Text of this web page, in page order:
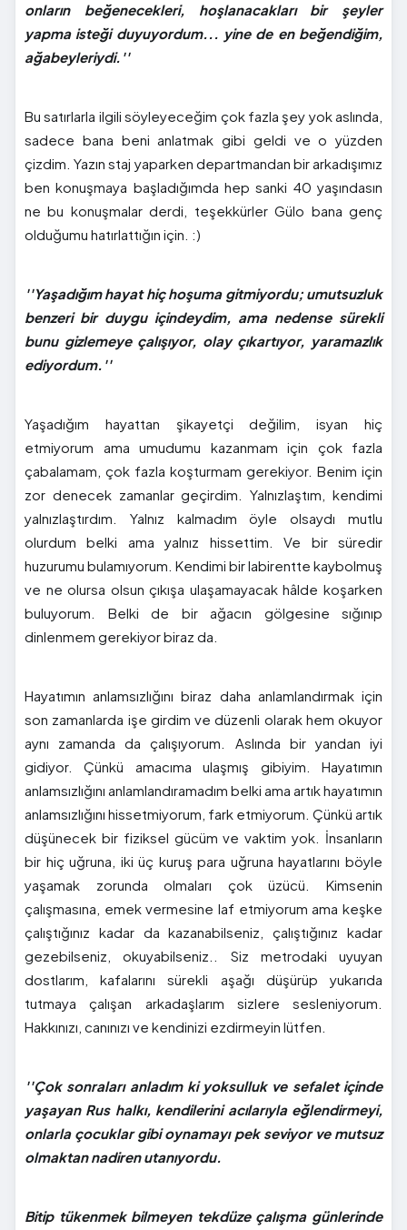
onların beğenecekleri, hoşlanacakları bir şeyler
yapma isteği duyuyordum... yine de en beğendiğim,
ağabeyleriydi.''
Bu satırlarla ilgili söyleyeceğim çok fazla şey yok aslında,
sadece bana beni anlatmak gibi geldi ve o yüzden
çizdim. Yazın staj yaparken departmandan bir arkadışımız
ben konuşmaya başladığımda hep sanki 40 yaşındasın
ne bu konuşmalar derdi, teşekkürler Gülo bana genç
olduğumu hatırlattığın için. :)
''Yaşadığım hayat hiç hoşuma gitmiyordu; umutsuzluk
benzeri bir duygu içindeydim, ama nedense sürekli
bunu gizlemeye çalışıyor, olay çıkartıyor, yaramazlık
ediyordum.''
Yaşadığım hayattan şikayetçi değilim, isyan hiç
etmiyorum ama umudumu kazanmam için çok fazla
çabalamam, çok fazla koşturmam gerekiyor. Benim için
zor denecek zamanlar geçirdim. Yalnızlaştım, kendimi
yalnızlaştırdım. Yalnız kalmadım öyle olsaydı mutlu
olurdum belki ama yalnız hissettim. Ve bir süredir
huzurumu bulamıyorum. Kendimi bir labirentte kaybolmuş
ve ne olursa olsun çıkışa ulaşamayacak hâlde koşarken
buluyorum. Belki de bir ağacın gölgesine sığınıp
dinlenmem gerekiyor biraz da.
Hayatımın anlamsızlığını biraz daha anlamlandırmak için
son zamanlarda işe girdim ve düzenli olarak hem okuyor
aynı zamanda da çalışıyorum. Aslında bir yandan iyi
gidiyor. Çünkü amacıma ulaşmış gibiyim. Hayatımın
anlamsızlığını anlamlandıramadım belki ama artık hayatımın
anlamsızlığını hissetmiyorum, fark etmiyorum. Çünkü artık
düşünecek bir fiziksel gücüm ve vaktim yok. İnsanların
bir hiç uğruna, iki üç kuruş para uğruna hayatlarını böyle
yaşamak zorunda olmaları çok üzücü. Kimsenin
çalışmasına, emek vermesine laf etmiyorum ama keşke
çalıştığınız kadar da kazanabilseniz, çalıştığınız kadar
gezebilseniz, okuyabilseniz.. Siz metrodaki uyuyan
dostlarım, kafalarını sürekli aşağı düşürüp yukarıda
tutmaya çalışan arkadaşlarım sizlere sesleniyorum.
Hakkınızı, canınızı ve kendinizi ezdirmeyin lütfen.
''Çok sonraları anladım ki yoksulluk ve sefalet içinde
yaşayan Rus halkı, kendilerini acılarıyla eğlendirmeyi,
onlarla çocuklar gibi oynamayı pek seviyor ve mutsuz
olmaktan nadiren utanıyordu.
Bitip tükenmek bilmeyen tekdüze çalışma günlerinde